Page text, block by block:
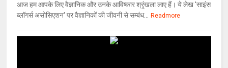
आज हम आपके लिए वैज्ञानिक और उनके आविष्कार श्रृंखला लाए हैं। ये लेख 'साइंस
ब्लॉगर्स असोसिएशन' पर वैज्ञा‍निकों की जीवनी से सम्बंध...
Readmore